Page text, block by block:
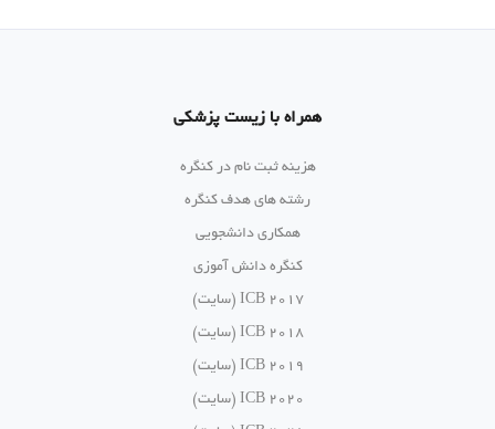
همراه با زیست پزشکی
هزینه ثبت نام در کنگره
رشته های هدف کنگره
همکاری دانشجویی
کنگره دانش آموزی
ICB 2017 (سایت)
ICB 2018 (سایت)
ICB 2019 (سایت)
ICB 2020 (سایت)